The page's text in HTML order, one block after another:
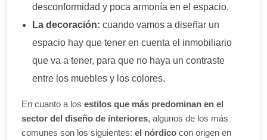
desconformidad y poca armonía en el espacio.
La decoración: cuando vamos a diseñar un
espacio hay que tener en cuenta el inmobiliario
que va a tener, para que no haya un contraste
entre los muebles y los colores.
En cuanto a los estilos que más predominan en el
sector del diseño de interiores, algunos de los más
comunes son los siguientes: el nórdico con origen en